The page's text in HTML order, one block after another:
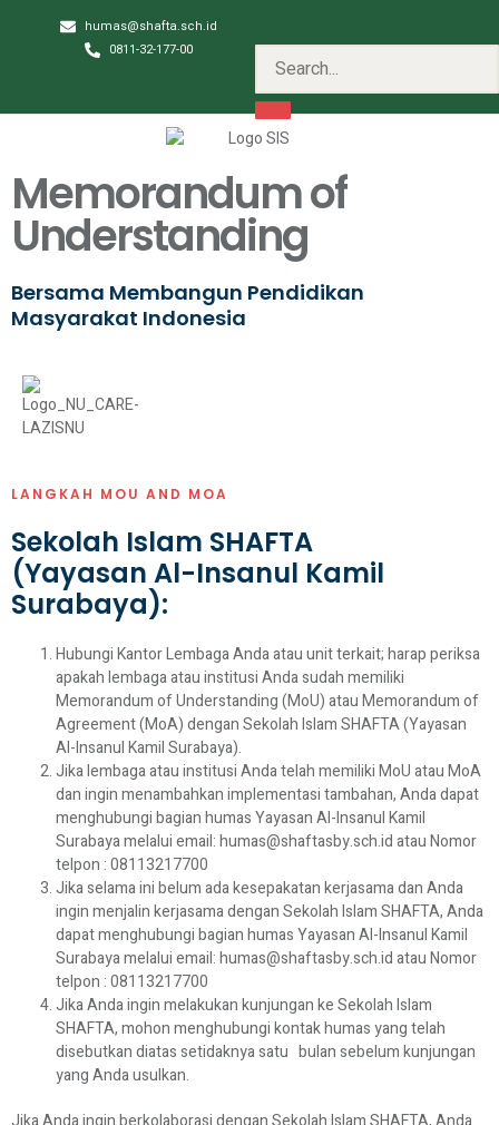
humas@shafta.sch.id
0811-32-177-00
Memorandum of
Understanding
Bersama Membangun Pendidikan
Masyarakat Indonesia
LANGKAH MOU AND MOA
Sekolah Islam SHAFTA
(Yayasan Al-Insanul Kamil
Surabaya):
Hubungi Kantor Lembaga Anda atau unit terkait; harap periksa
apakah lembaga atau institusi Anda sudah memiliki
Memorandum of Understanding (MoU) atau Memorandum of
Agreement (MoA) dengan Sekolah Islam SHAFTA (Yayasan
Al-Insanul Kamil Surabaya).
Jika lembaga atau institusi Anda telah memiliki MoU atau MoA
dan ingin menambahkan implementasi tambahan, Anda dapat
menghubungi bagian humas Yayasan Al-Insanul Kamil
Surabaya melalui email: humas@shaftasby.sch.id atau Nomor
telpon : 08113217700
Jika selama ini belum ada kesepakatan kerjasama dan Anda
ingin menjalin kerjasama dengan Sekolah Islam SHAFTA, Anda
dapat menghubungi bagian humas Yayasan Al-Insanul Kamil
Surabaya melalui email: humas@shaftasby.sch.id atau Nomor
telpon : 08113217700
Jika Anda ingin melakukan kunjungan ke Sekolah Islam
SHAFTA, mohon menghubungi kontak humas yang telah
disebutkan diatas setidaknya satu bulan sebelum kunjungan
yang Anda usulkan.